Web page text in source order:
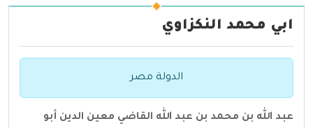
ابي محمد النكزاوي
الدولة مصر
عبد الله بن محمد بن عبد الله القاضي معين الدين أبو